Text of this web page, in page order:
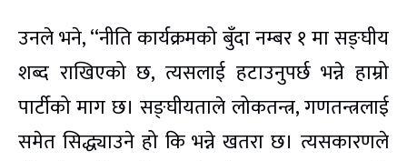
उनले भने, ‘‘नीति कार्यक्रमको बुँदा नम्बर १ मा सङ्घीय
शब्द राखिएको छ, त्यसलाई हटाउनुपर्छ भन्ने हाम्रो
पार्टीको माग छ। सङ्घीयताले लोकतन्त्र, गणतन्त्रलाई
समेत सिद्ध्याउने हो कि भन्ने खतरा छ। त्यसकारणले